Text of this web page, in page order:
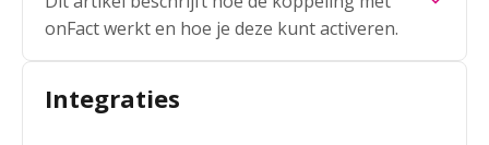
onFact werkt en hoe je deze kunt activeren.
Integraties